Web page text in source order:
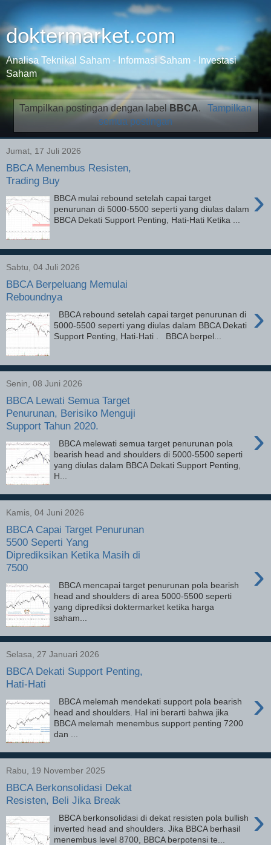
doktermarket.com
Analisa Teknikal Saham - Informasi Saham - Investasi
Saham
Tampilkan postingan dengan labelBBCA.
Tampilkan
semua postingan
Jumat, 17 Juli 2026
BBCA Menembus Resisten,
Trading Buy
›
BBCA mulai rebound setelah capai target
penurunan di 5000-5500 seperti yang diulas dalam
BBCA Dekati Support Penting, Hati-Hati Ketika ...
Sabtu, 04 Juli 2026
BBCA Berpeluang Memulai
Reboundnya
›
BBCA rebound setelah capai target penurunan di
5000-5500 seperti yang diulas dalam BBCA Dekati
Support Penting, Hati-Hati . BBCA berpel...
Senin, 08 Juni 2026
BBCA Lewati Semua Target
Penurunan, Berisiko Menguji
Support Tahun 2020.
›
BBCA melewati semua target penurunan pola
bearish head and shoulders di 5000-5500 seperti
yang diulas dalam BBCA Dekati Support Penting,
H...
Kamis, 04 Juni 2026
BBCA Capai Target Penurunan
5500 Seperti Yang
Diprediksikan Ketika Masih di
7500
›
BBCA mencapai target penurunan pola bearish
head and shoulders di area 5000-5500 seperti
yang diprediksi doktermarket ketika harga
saham...
Selasa, 27 Januari 2026
BBCA Dekati Support Penting,
Hati-Hati
›
BBCA melemah mendekati support pola bearish
head and shoulders. Hal ini berarti bahwa jika
BBCA melemah menembus support penting 7200
dan ...
Rabu, 19 November 2025
BBCA Berkonsolidasi Dekat
Resisten, Beli Jika Break
›
BBCA berkonsolidasi di dekat resisten pola bullish
inverted head and shoulders. Jika BBCA berhasil
menembus level 8700, BBCA berpotensi te...